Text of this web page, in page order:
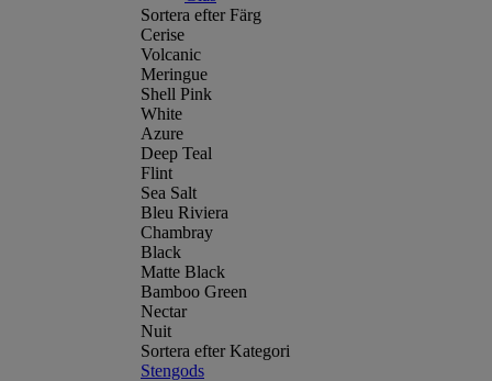
Sortera efter Färg
Cerise
Volcanic
Meringue
Shell Pink
White
Azure
Deep Teal
Flint
Sea Salt
Bleu Riviera
Chambray
Black
Matte Black
Bamboo Green
Nectar
Nuit
Sortera efter Kategori
Stengods